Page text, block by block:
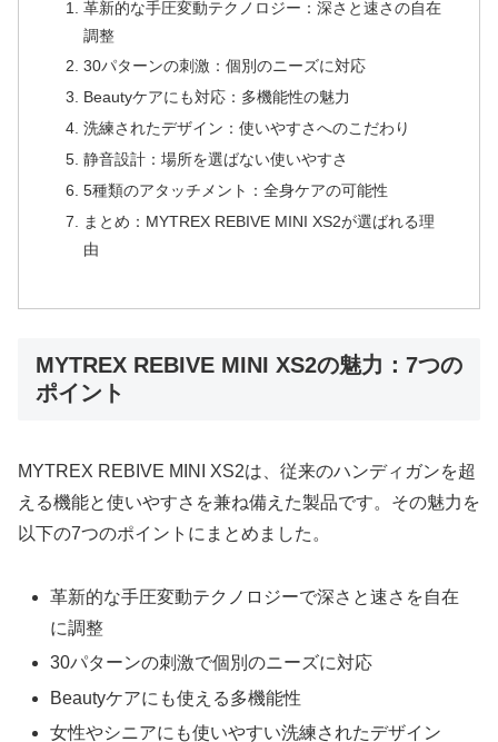
革新的な手圧変動テクノロジー：深さと速さの自在
調整
30パターンの刺激：個別のニーズに対応
Beautyケアにも対応：多機能性の魅力
洗練されたデザイン：使いやすさへのこだわり
静音設計：場所を選ばない使いやすさ
5種類のアタッチメント：全身ケアの可能性
まとめ：MYTREX REBIVE MINI XS2が選ばれる理
由
MYTREX REBIVE MINI XS2の魅力：7つの
ポイント
MYTREX REBIVE MINI XS2は、従来のハンディガンを超
える機能と使いやすさを兼ね備えた製品です。その魅力を
以下の7つのポイントにまとめました。
革新的な手圧変動テクノロジーで深さと速さを自在
に調整
30パターンの刺激で個別のニーズに対応
Beautyケアにも使える多機能性
女性やシニアにも使いやすい洗練されたデザイン